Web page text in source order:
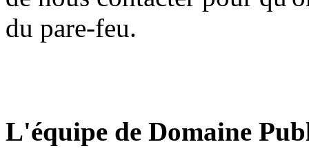
du pare-feu.
L'équipe de Domaine